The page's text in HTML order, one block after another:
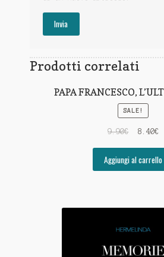
Prodotti correlati
PAPA FRANCESCO,
SALE!
9.90€ 8.40€
Aggiungi al carrello